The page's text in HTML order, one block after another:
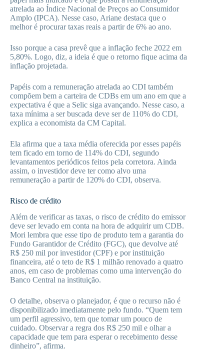
atrelada ao Índice Nacional de Preços ao Consumidor
Amplo (IPCA). Nesse caso, Ariane destaca que o
melhor é procurar taxas reais a partir de 6% ao ano.
Isso porque a casa prevê que a inflação feche 2022 em
5,80%. Logo, diz, a ideia é que o retorno fique acima da
inflação projetada.
Papéis com a remuneração atrelada ao CDI também
compõem bem a carteira de CDBs em um ano em que a
expectativa é que a Selic siga avançando. Nesse caso, a
taxa mínima a ser buscada deve ser de 110% do CDI,
explica a economista da CM Capital.
Ela afirma que a taxa média oferecida por esses papéis
tem ficado em torno de 114% do CDI, segundo
levantamentos periódicos feitos pela corretora. Ainda
assim, o investidor deve ter como alvo uma
remuneração a partir de 120% do CDI, observa.
Risco de crédito
Além de verificar as taxas, o risco de crédito do emissor
deve ser levado em conta na hora de adquirir um CDB.
Mori lembra que esse tipo de produto tem a garantia do
Fundo Garantidor de Crédito (FGC), que devolve até
R$ 250 mil por investidor (CPF) e por instituição
financeira, até o teto de R$ 1 milhão renovado a quatro
anos, em caso de problemas como uma intervenção do
Banco Central na instituição.
O detalhe, observa o planejador, é que o recurso não é
disponibilizado imediatamente pelo fundo. “Quem tem
um perfil agressivo, tem que tomar um pouco de
cuidado. Observar a regra dos R$ 250 mil e olhar a
capacidade que tem para esperar o recebimento desse
dinheiro”, afirma.